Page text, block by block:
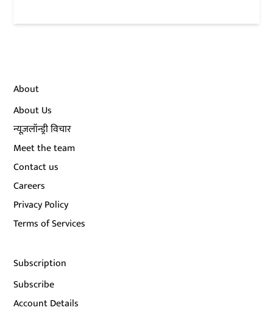
About
About Us
न्यूज़लॉन्ड्री विचार
Meet the team
Contact us
Careers
Privacy Policy
Terms of Services
Subscription
Subscribe
Account Details